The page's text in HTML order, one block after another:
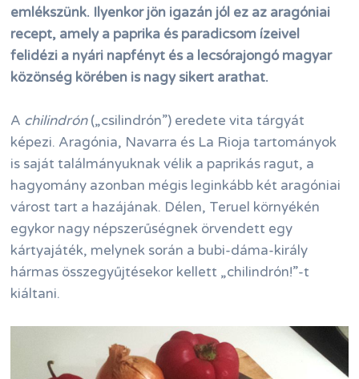
emlékszünk. Ilyenkor jön igazán jól ez az aragóniai
recept, amely a paprika és paradicsom ízeivel
felidézi a nyári napfényt és a lecsórajongó magyar
közönség körében is nagy sikert arathat.
A chilindrón(„csilindrón”) eredete vita tárgyát
képezi. Aragónia, Navarra és La Rioja tartományok
is saját találmányuknak vélik a paprikás ragut, a
hagyomány azonban mégis leginkább két aragóniai
várost tart a hazájának. Délen, Teruel környékén
egykor nagy népszerűségnek örvendett egy
kártyajáték, melynek során a bubi-dáma-király
hármas összegyűjtésekor kellett „chilindrón!”-t
kiáltani.